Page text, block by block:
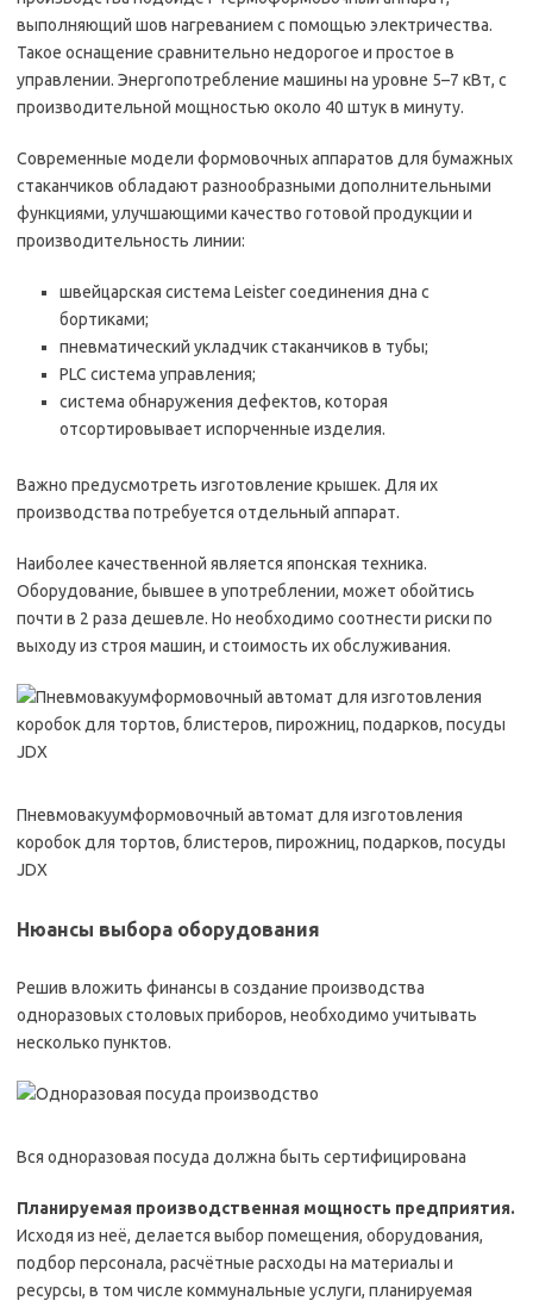
выполняющий шов нагреванием с помощью электричества.
Такое оснащение сравнительно недорогое и простое в
управлении. Энергопотребление машины на уровне 5–7 кВт, с
производительной мощностью около 40 штук в минуту.
Современные модели формовочных аппаратов для бумажных
стаканчиков обладают разнообразными дополнительными
функциями, улучшающими качество готовой продукции и
производительность линии:
швейцарская система Leister соединения дна с
бортиками;
пневматический укладчик стаканчиков в тубы;
PLC система управления;
система обнаружения дефектов, которая
отсортировывает испорченные изделия.
Важно предусмотреть изготовление крышек. Для их
производства потребуется отдельный аппарат.
Наиболее качественной является японская техника.
Оборудование, бывшее в употреблении, может обойтись
почти в 2 раза дешевле. Но необходимо соотнести риски по
выходу из строя машин, и стоимость их обслуживания.
Пневмовакуумформовочный автомат для изготовления
коробок для тортов, блистеров, пирожниц, подарков, посуды
JDX
Нюансы выбора оборудования
Решив вложить финансы в создание производства
одноразовых столовых приборов, необходимо учитывать
несколько пунктов.
Вся одноразовая посуда должна быть сертифицирована
Планируемая производственная мощность предприятия.
Исходя из неё, делается выбор помещения, оборудования,
подбор персонала, расчётные расходы на материалы и
ресурсы, в том числе коммунальные услуги, планируемая